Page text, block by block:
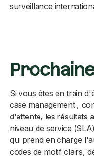
surveillance
Si vous êtes en train
case management ,
d'attente, les résultats
niveau de service
qui prend en charge
codes de motif clairs,